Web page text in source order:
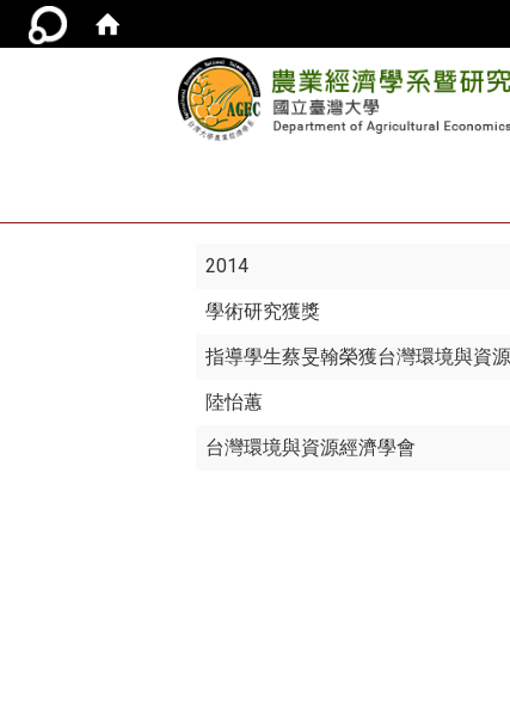
2014
學術研究獲獎
指導學生蔡旻翰榮獲台灣環境與資
陸怡蕙
台灣環境與資源經濟學會